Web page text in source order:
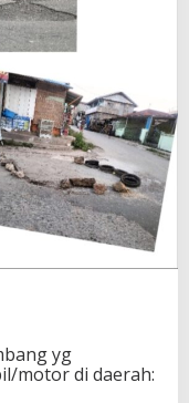
yg
motor di daerah: